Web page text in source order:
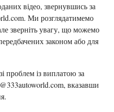
відео, звернувшись за
Ми розглядатимемо
зверніть увагу, що можемо
законом або для
проблем із виплатою за
вказавши